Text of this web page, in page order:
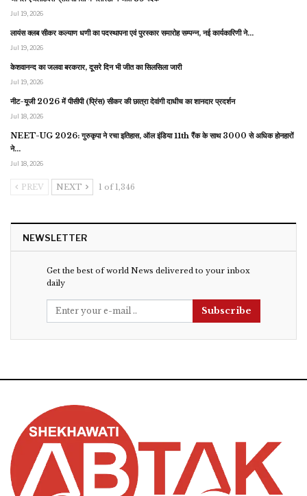
Jul 19, 2026
लायंस क्लब सीकर कल्याण धणी का पदस्थापना एवं पुरस्कार समारोह सम्पन्न, नई कार्यकारिणी ने…
Jul 19, 2026
केशवानन्द का जलवा बरकरार, दूसरे दिन भी जीत का सिलसिला जारी
Jul 19, 2026
नीट-यूजी 2026 में पीसीपी (प्रिंस) सीकर की छात्रा देवांगी दाधीच का शानदार प्रदर्शन
Jul 18, 2026
NEET-UG 2026: गुरुकृपा ने रचा इतिहास, ऑल इंडिया 11th रैंक के साथ 3000 से अधिक होनहारों
ने…
Jul 18, 2026
PREV NEXT 1 of 1,346
NEWSLETTER
Get the best of world News delivered to your inbox
daily
Subscribe